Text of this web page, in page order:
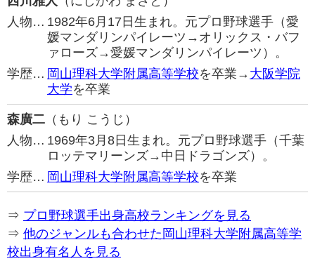
人物… 1982年6月17日生まれ。元プロ野球選手（愛
媛マンダリンパイレーツ→オリックス・バフ
ァローズ→愛媛マンダリンパイレーツ）。
学歴… 岡山理科大学附属高等学校を卒業→ 大阪学院
大学を卒業
森廣二 （もり こうじ）
人物… 1969年3月8日生まれ。元プロ野球選手（千葉
ロッテマリーンズ→中日ドラゴンズ）。
学歴… 岡山理科大学附属高等学校を卒業
⇒ プロ野球選手出身高校ランキングを見る
⇒ 他のジャンルも合わせた岡山理科大学附属高等学
校出身有名人を見る